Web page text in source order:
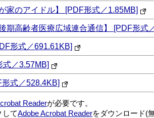
のアイドル】 [PDF形式／1.85MB]
齢者医療広域連合通信】 [PDF形式
形式／691.61KB]
／3.57MB]
式／528.4KB]
Readerが必要です。
してAdobe Acrobat Readerをダウンロード(